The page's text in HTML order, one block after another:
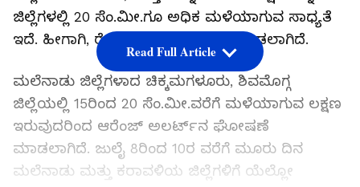
ಜಿಲ್ಲೆಗಳಲ್ಲಿ 20 ಸೆಂ.ಮೀ.ಗೂ ಅಧಿಕ ಮಳೆಯಾಗುವ ಸಾಧ್ಯತೆ
ಇದೆ. ಹೀಗಾಗಿ, ರೆಡ್‌ ಅಲರ್ಟ್‌ನ ಎಚ್ಚರಿಕೆ ನೀಡಲಾಗಿದೆ.
ಮಲೆನಾಡು ಜಿಲ್ಲೆಗಳಾದ ಚಿಕ್ಕಮಗಳೂರು, ಶಿವಮೊಗ್ಗ
ಜಿಲ್ಲೆಯಲ್ಲಿ 15ರಿಂದ 20 ಸೆಂ.ಮೀ.ವರೆಗೆ ಮಳೆಯಾಗುವ ಲಕ್ಷಣ
ಇರುವುದರಿಂದ ಆರೆಂಜ್‌ ಅಲರ್ಟ್‌ನ ಘೋಷಣೆ
ಮಾಡಲಾಗಿದೆ. ಜುಲೈ 8ರಿಂದ 10ರ ವರೆಗೆ ಮೂರು ದಿನ
ಮಲೆನಾಡು ಮತ್ತು ಕರಾವಳಿಯ ಜಿಲ್ಲೆಗಳಿಗೆ ಯೆಲ್ಲೋ
Read Full Article